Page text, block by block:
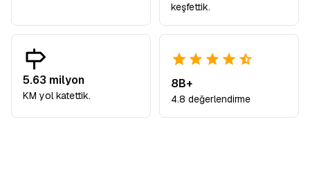
keşfettik.
5.63 milyon
KM yol katettik.
8B+
4.8 değerlendirme